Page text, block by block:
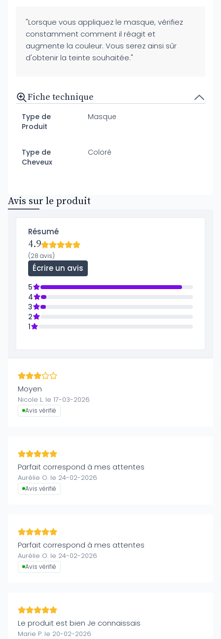
"Lorsque vous appliquez le masque, vérifiez
constamment comment il réagit et
augmente la couleur. Vous serez ainsi sûr
d'obtenir la teinte souhaitée."
Fiche technique
Type de
Produit
Masque
Type de
Cheveux
Coloré
Avis sur le produit
Résumé
4.9
(28 avis)
Écrire un avis
5
4
3
2
1
Moyen
Nicole L. le 17-03-2026
Avis vérifié
Parfait correspond à mes attentes
Aurélie O. le 24-02-2026
Avis vérifié
Parfait correspond à mes attentes
Aurélie O. le 24-02-2026
Avis vérifié
Le produit est bien Je connaissais
Marie P. le 20-02-2026